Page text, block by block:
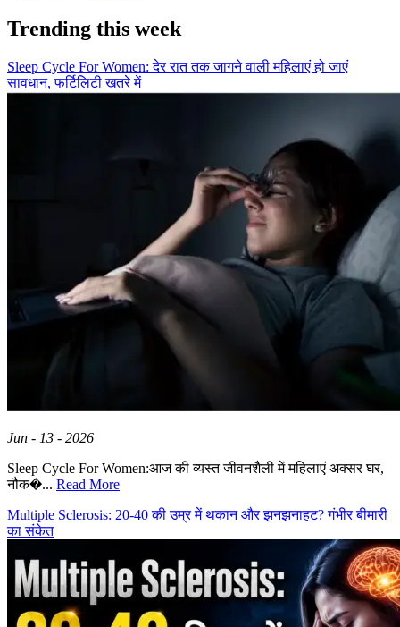
Trending this week
Sleep Cycle For Women: देर रात तक जागने वाली महिलाएं हो जाएं
सावधान, फर्टिलिटी खतरे में
Jun - 13 - 2026
Sleep Cycle For Women:आज की व्यस्त जीवनशैली में महिलाएं अक्सर घर,
नौक�... Read More
Multiple Sclerosis: 20-40 की उम्र में थकान और झनझनाहट? गंभीर बीमारी
का संकेत